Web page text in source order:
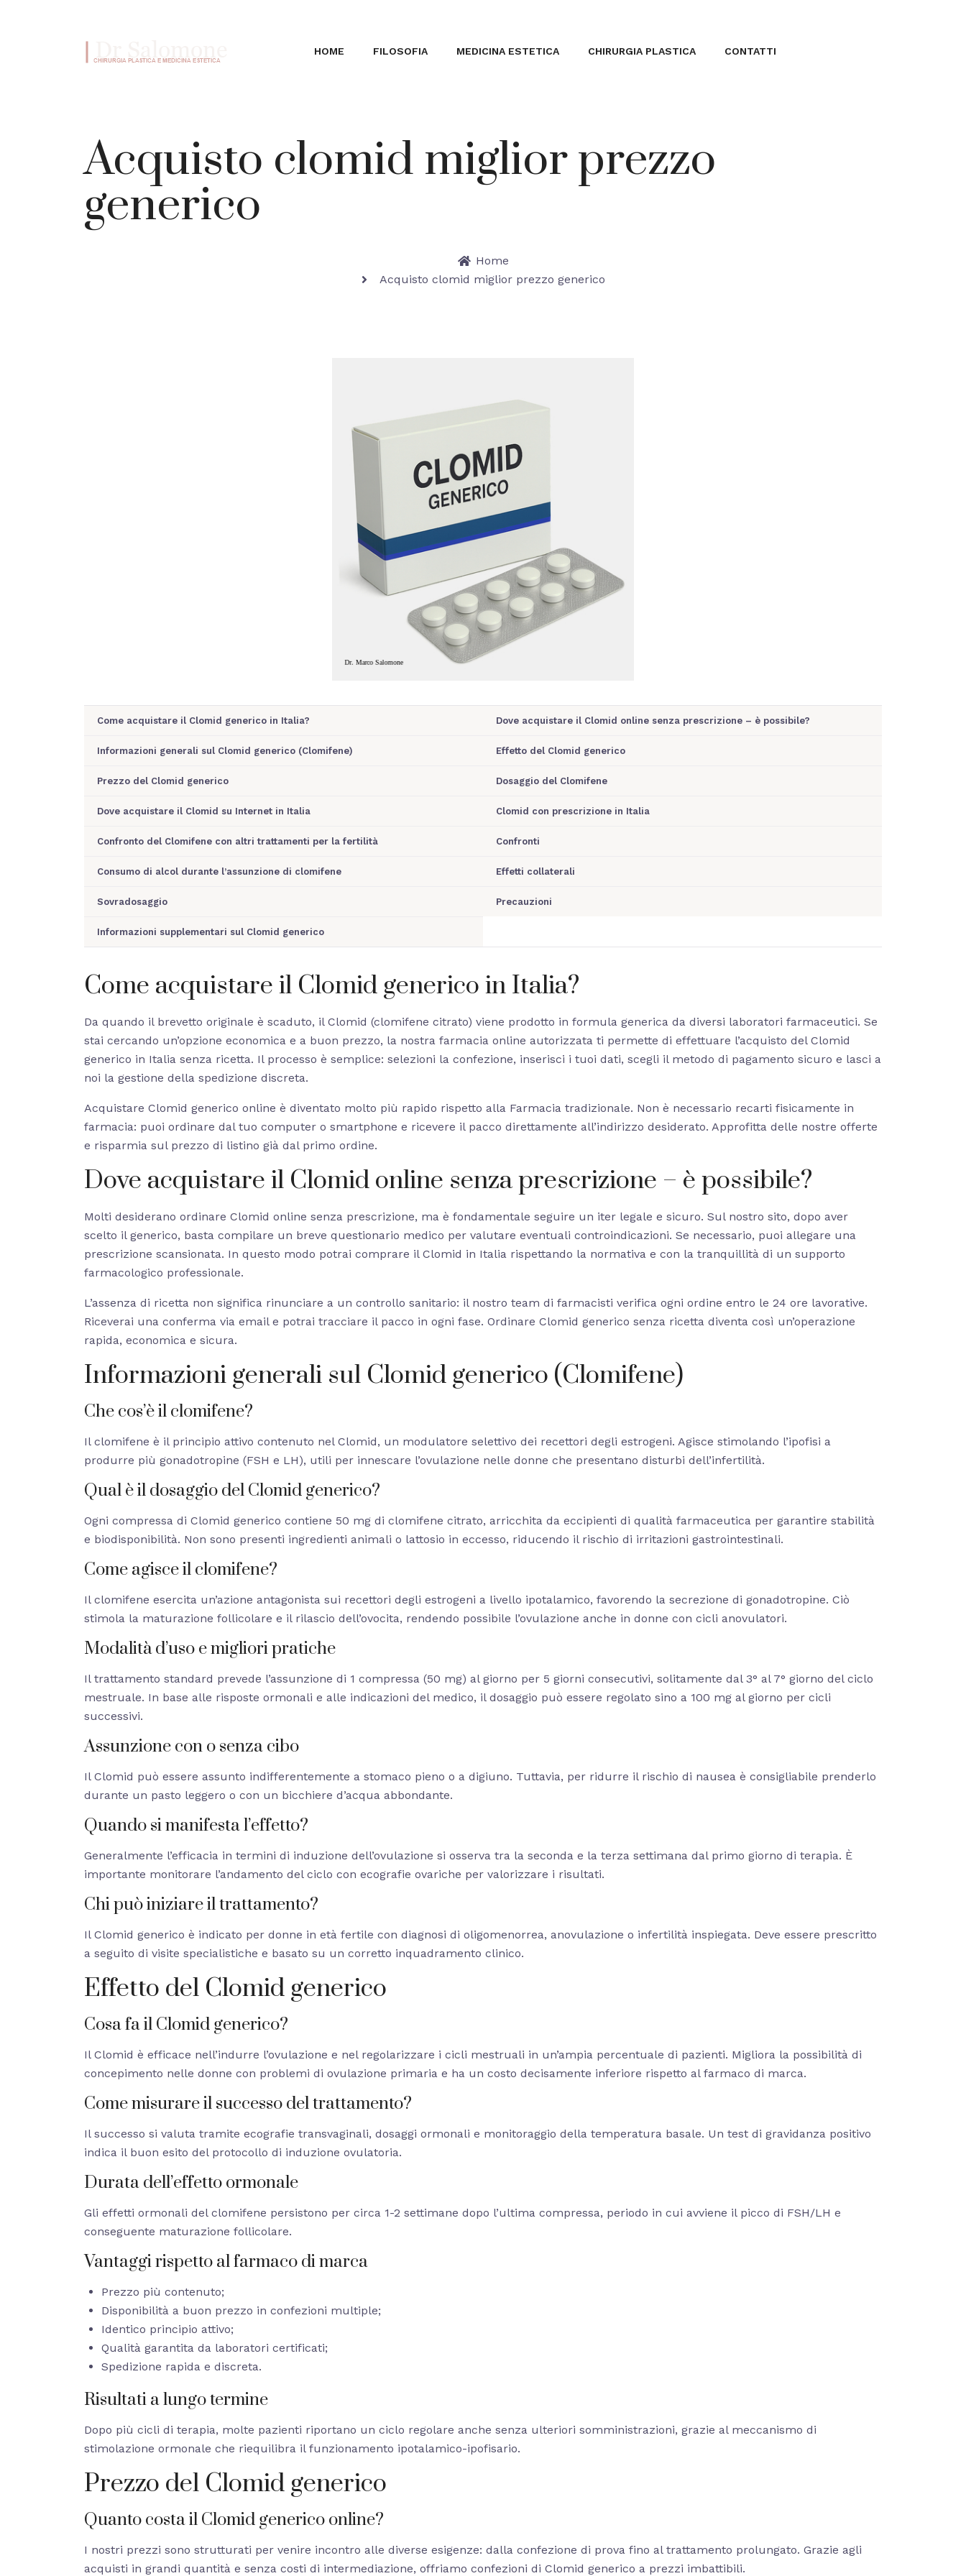
HOME FILOSOFIA MEDICINA ESTETICA CHIRURGIA PLASTICA CONTATTI
Acquisto clomid miglior prezzo
generico
Home
Acquisto clomid miglior prezzo generico
Come acquistare il Clomid generico in Italia? Dove acquistare il Clomid online senza prescrizione – è possibile?
Informazioni generali sul Clomid generico (Clomifene) Effetto del Clomid generico
Prezzo del Clomid generico Dosaggio del Clomifene
Dove acquistare il Clomid su Internet in Italia Clomid con prescrizione in Italia
Confronto del Clomifene con altri trattamenti per la fertilità Confronti
Consumo di alcol durante l’assunzione di clomifene Effetti collaterali
Sovradosaggio Precauzioni
Informazioni supplementari sul Clomid generico
Come acquistare il Clomid generico in Italia?
Da quando il brevetto originale è scaduto, il Clomid (clomifene citrato) viene prodotto in formula generica da diversi laboratori farmaceutici. Se
stai cercando un’opzione economica e a buon prezzo, la nostra farmacia online autorizzata ti permette di effettuare l’acquisto del Clomid
generico in Italia senza ricetta. Il processo è semplice: selezioni la confezione, inserisci i tuoi dati, scegli il metodo di pagamento sicuro e lasci a
noi la gestione della spedizione discreta.
Acquistare Clomid generico online è diventato molto più rapido rispetto alla Farmacia tradizionale. Non è necessario recarti fisicamente in
farmacia: puoi ordinare dal tuo computer o smartphone e ricevere il pacco direttamente all’indirizzo desiderato. Approfitta delle nostre offerte
e risparmia sul prezzo di listino già dal primo ordine.
Dove acquistare il Clomid online senza prescrizione – è possibile?
Molti desiderano ordinare Clomid online senza prescrizione, ma è fondamentale seguire un iter legale e sicuro. Sul nostro sito, dopo aver
scelto il generico, basta compilare un breve questionario medico per valutare eventuali controindicazioni. Se necessario, puoi allegare una
prescrizione scansionata. In questo modo potrai comprare il Clomid in Italia rispettando la normativa e con la tranquillità di un supporto
farmacologico professionale.
L’assenza di ricetta non significa rinunciare a un controllo sanitario: il nostro team di farmacisti verifica ogni ordine entro le 24 ore lavorative.
Riceverai una conferma via email e potrai tracciare il pacco in ogni fase. Ordinare Clomid generico senza ricetta diventa così un’operazione
rapida, economica e sicura.
Informazioni generali sul Clomid generico (Clomifene)
Che cos’è il clomifene?
Il clomifene è il principio attivo contenuto nel Clomid, un modulatore selettivo dei recettori degli estrogeni. Agisce stimolando l’ipofisi a
produrre più gonadotropine (FSH e LH), utili per innescare l’ovulazione nelle donne che presentano disturbi dell’infertilità.
Qual è il dosaggio del Clomid generico?
Ogni compressa di Clomid generico contiene 50 mg di clomifene citrato, arricchita da eccipienti di qualità farmaceutica per garantire stabilità
e biodisponibilità. Non sono presenti ingredienti animali o lattosio in eccesso, riducendo il rischio di irritazioni gastrointestinali.
Come agisce il clomifene?
Il clomifene esercita un’azione antagonista sui recettori degli estrogeni a livello ipotalamico, favorendo la secrezione di gonadotropine. Ciò
stimola la maturazione follicolare e il rilascio dell’ovocita, rendendo possibile l’ovulazione anche in donne con cicli anovulatori.
Modalità d’uso e migliori pratiche
Il trattamento standard prevede l’assunzione di 1 compressa (50 mg) al giorno per 5 giorni consecutivi, solitamente dal 3° al 7° giorno del ciclo
mestruale. In base alle risposte ormonali e alle indicazioni del medico, il dosaggio può essere regolato sino a 100 mg al giorno per cicli
successivi.
Assunzione con o senza cibo
Il Clomid può essere assunto indifferentemente a stomaco pieno o a digiuno. Tuttavia, per ridurre il rischio di nausea è consigliabile prenderlo
durante un pasto leggero o con un bicchiere d’acqua abbondante.
Quando si manifesta l’effetto?
Generalmente l’efficacia in termini di induzione dell’ovulazione si osserva tra la seconda e la terza settimana dal primo giorno di terapia. È
importante monitorare l’andamento del ciclo con ecografie ovariche per valorizzare i risultati.
Chi può iniziare il trattamento?
Il Clomid generico è indicato per donne in età fertile con diagnosi di oligomenorrea, anovulazione o infertilità inspiegata. Deve essere prescritto
a seguito di visite specialistiche e basato su un corretto inquadramento clinico.
Effetto del Clomid generico
Cosa fa il Clomid generico?
Il Clomid è efficace nell’indurre l’ovulazione e nel regolarizzare i cicli mestruali in un’ampia percentuale di pazienti. Migliora la possibilità di
concepimento nelle donne con problemi di ovulazione primaria e ha un costo decisamente inferiore rispetto al farmaco di marca.
Come misurare il successo del trattamento?
Il successo si valuta tramite ecografie transvaginali, dosaggi ormonali e monitoraggio della temperatura basale. Un test di gravidanza positivo
indica il buon esito del protocollo di induzione ovulatoria.
Durata dell’effetto ormonale
Gli effetti ormonali del clomifene persistono per circa 1-2 settimane dopo l’ultima compressa, periodo in cui avviene il picco di FSH/LH e
conseguente maturazione follicolare.
Vantaggi rispetto al farmaco di marca
Prezzo più contenuto;
Disponibilità a buon prezzo in confezioni multiple;
Identico principio attivo;
Qualità garantita da laboratori certificati;
Spedizione rapida e discreta.
Risultati a lungo termine
Dopo più cicli di terapia, molte pazienti riportano un ciclo regolare anche senza ulteriori somministrazioni, grazie al meccanismo di
stimolazione ormonale che riequilibra il funzionamento ipotalamico-ipofisario.
Prezzo del Clomid generico
Quanto costa il Clomid generico online?
I nostri prezzi sono strutturati per venire incontro alle diverse esigenze: dalla confezione di prova fino al trattamento prolungato. Grazie agli
acquisti in grandi quantità e senza costi di intermediazione, offriamo confezioni di Clomid generico a prezzi imbattibili.